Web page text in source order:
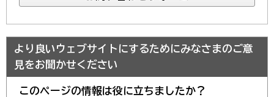
より良いウェブサイトにするためにみなさまのご意
見をお聞かせください
このページの情報は役に立ちましたか？